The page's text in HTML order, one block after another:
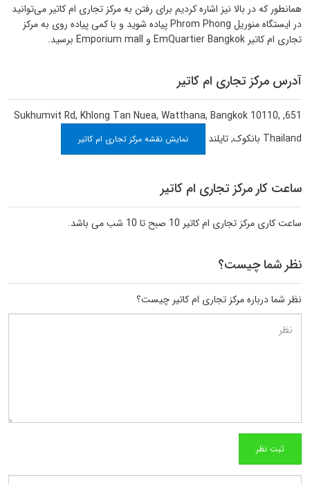
همانطور که در بالا نیز اشاره کردیم برای رفتن به مرکز تجاری ام کاتیر می‌توانید
در ایستگاه منوریل Phrom Phong پیاده شوید و با کمی پیاده روی به مرکز
تجاری ام کاتیر EmQuartier Bangkok و Emporium mall برسید.
آدرس مرکز تجاری ام کاتیر
651, Sukhumvit Rd, Khlong Tan Nuea, Watthana, Bangkok 10110,
Thailand بانکوک,تایلند نمایش نقشه مرکز تجاری ام کاتیر
ساعت کار مرکز تجاری ام کاتیر
ساعت کاری مرکز تجاری ام کاتیر 10 صبح تا 10 شب می باشد.
نظر شما چیست؟
نظر شما درباره مرکز تجاری ام کاتیر چیست؟